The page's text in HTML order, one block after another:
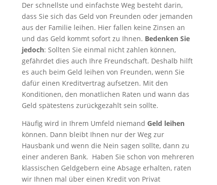
Der schnellste und einfachste Weg besteht darin,
dass Sie sich das Geld von Freunden oder jemanden
aus der Familie leihen. Hier fallen keine Zinsen an
und das Geld kommt sofort zu Ihnen. Bedenken Sie
jedoch: Sollten Sie einmal nicht zahlen können,
gefährdet dies auch Ihre Freundschaft. Deshalb hilft
es auch beim Geld leihen von Freunden, wenn Sie
dafür einen Kreditvertrag aufsetzen. Mit den
Konditionen, den monatlichen Raten und wann das
Geld spätestens zurückgezahlt sein sollte.
Häufig wird in Ihrem Umfeld niemand Geld leihen
können. Dann bleibt Ihnen nur der Weg zur
Hausbank und wenn die Nein sagen sollte, dann zu
einer anderen Bank. Haben Sie schon von mehreren
klassischen Geldgebern eine Absage erhalten, raten
wir Ihnen mal über einen Kredit von Privat